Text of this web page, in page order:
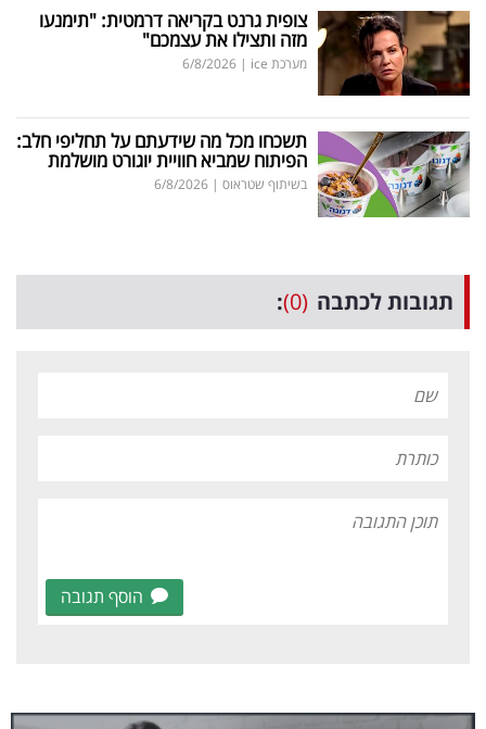
צופית גרנט בקריאה דרמטית: "תימנעו
מזה ותצילו את עצמכם"
מערכת ice |
6/8/2026
תשכחו מכל מה שידעתם על תחליפי חלב:
הפיתוח שמביא חוויית יוגורט מושלמת
בשיתוף שטראוס |
6/8/2026
תגובות לכתבה (0)
:
הוסף תגובה